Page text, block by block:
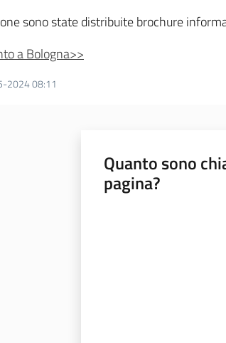
sono state distribuite brochure
a Bologna>>
2024 08:11
Quanto sono
pagina?